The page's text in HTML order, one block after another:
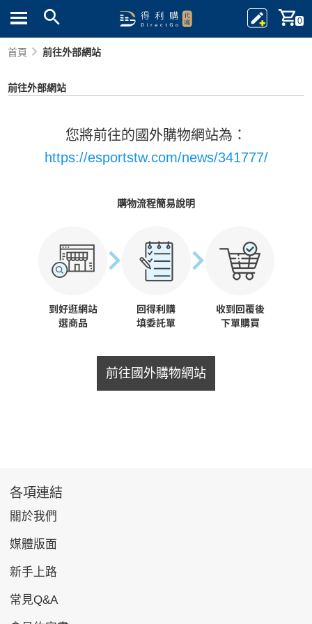
0
首頁 前往外部網站
前往外部網站
您將前往的國外購物網站為：
https://esportstw.com/news/341777/
購物流程簡易說明
前往國外購物網站
各項連結
關於我們
媒體版面
新手上路
常見Q&A